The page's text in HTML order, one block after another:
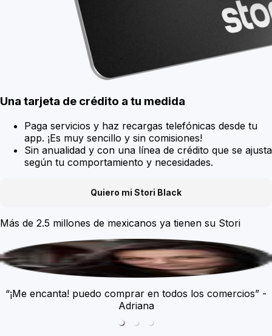
Una tarjeta de crédito a tu medida
Paga servicios y haz recargas telefónicas desde tu
app. ¡Es muy sencillo y sin comisiones!
Sin anualidad y con una línea de crédito que se ajusta
según tu comportamiento y necesidades.
Quiero mi Stori Black
Más de 2.5 millones de mexicanos ya tienen su Stori
“¡Me encanta! puedo comprar en todos los comercios” -
Adriana